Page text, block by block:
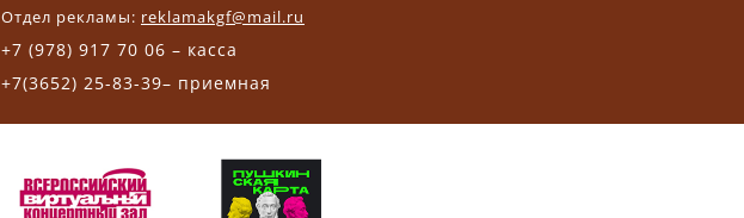
Отдел рекламы: reklamakgf@mail.ru
+7 (978) 917 70 06 – касса
+7(3652) 25-83-39– приемная